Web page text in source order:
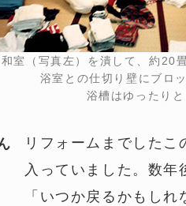
和室（写真左）を潰して、約20
浴室との仕切り壁にブロ
浴槽はゆったり
リフォームまでした
入っていました。数
「いつか戻るかもし